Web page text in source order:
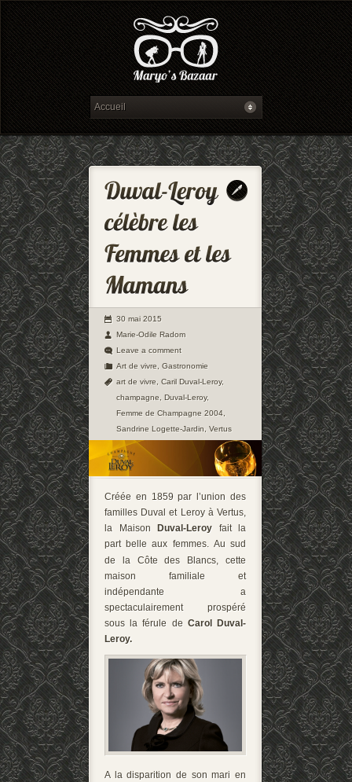
30 mai 2015
Marie-Odile Radom
Leave a comment
Art de vivre
Gastronomie
art de vivre
Caril Duval-Leroy,
champagne
Duval-Leroy,
Femme de Champagne 2004
Sandrine Logette-Jardin Vertus
Créée en 1859 par l’union des
familles Duval et Leroy à Vertus,
la Maison
Duval-Leroy
fait la
part belle aux femmes. Au sud
de la Côte des Blancs, cette
maison familiale et
indépendante a
spectaculairement prospéré
sous la férule de Carol Duval-
Leroy.
A la disparition de son mari en